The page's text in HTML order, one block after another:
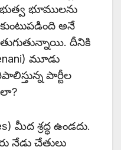
భూములను
అనే
దీనికి
మూడు
పార్టీల
మీద శ్రద్ధ ఉండదు.
నేడు చేతులు